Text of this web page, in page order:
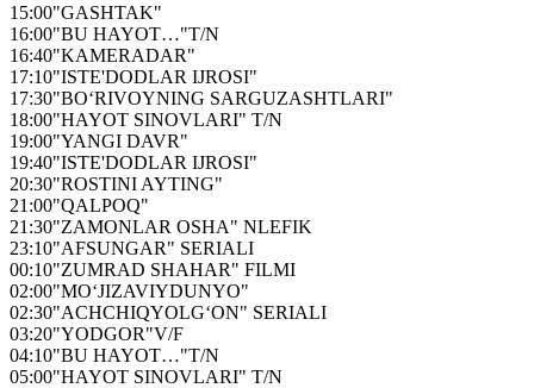
15:00"GASHTAK"
16:00"BU HAYOT…"T/N
16:40"KAMERADAR"
17:10"ISTE'DODLAR IJROSI"
17:30"BO‘RIVOYNING SARGUZASHTLARI"
18:00"HAYOT SINOVLARI" T/N
19:00"YANGI DAVR"
19:40"ISTE'DODLAR IJROSI"
20:30"ROSTINI AYTING"
21:00"QALPOQ"
21:30"ZAMONLAR OSHA" NLEFIK
23:10"AFSUNGAR" SERIALI
00:10"ZUMRAD SHAHAR" FILMI
02:00"MO‘JIZAVIYDUNYO"
02:30"ACHCHIQYOLG‘ON" SERIALI
03:20"YODGOR"V/F
04:10"BU HAYOT…"T/N
05:00"HAYOT SINOVLARI" T/N